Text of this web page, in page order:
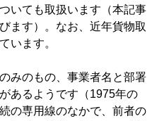
いても取扱います（本記事
ます）。なお、近年貨物取
います。
みのもの、事業者名と部署
あるようです（1975年の
の専用線のなかで、前者の